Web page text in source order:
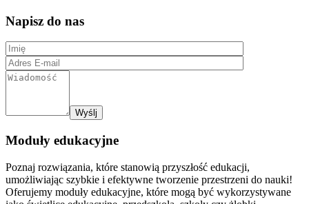
Napisz do nas
Moduły edukacyjne
Poznaj rozwiązania, które stanowią przyszłość edukacji,
umożliwiając szybkie i efektywne tworzenie przestrzeni do nauki!
Oferujemy moduły edukacyjne, które mogą być wykorzystywane